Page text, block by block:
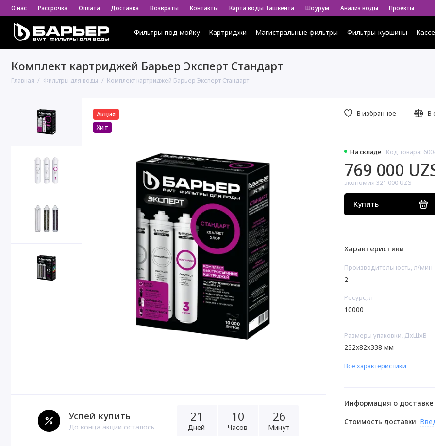
О нас Рассрочка Оплата Доставка Возвраты Контакты Карта воды Ташкента Шоурум Анализ воды Проекты
Фильтры под мойку Картриджи Магистральные фильтры Фильтры-кувшины
Комплект картриджей Барьер Эксперт Стандарт
Главная Фильтры для воды Комплект картриджей Барьер Эксперт Стандарт
Акция
Хит
Успей купить
До конца акции осталось
21
Дней
10
Часов
26
Минут
На складе Код товара:
769 000
экономия 321 000 UZS
Купить
В избранное В
Характеристики
Производительность, л/мин
2
Ресурс, л
10000
Размеры упаковки, ДхШхВ
232x82x338 мм
Все характеристики
Информация о доставке
Стоимость доставки